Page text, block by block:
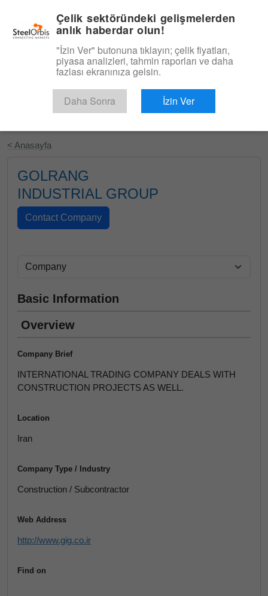
Ücretsiz Deneyin
< Anasayfa
GOLRANG
INDUSTRIAL GROUP
Basic Information
Overview
Company Brief
INTERNATIONAL TRADING COMPANY DEALS WITH
CONSTRUCTION PROJECTS AS WELL.
Location
Iran
Company Type / Industry
Construction / Subcontractor
Web Address
http://www.gig.co.ir
Find on
Çelik sektöründeki gelişmelerden
anlık haberdar olun!
"İzin Ver" butonuna tıklayın; çelik fiyatları,
piyasa analizleri, tahmin raporları ve daha
fazlası ekranınıza gelsin.
Daha Sonra İzin Ver